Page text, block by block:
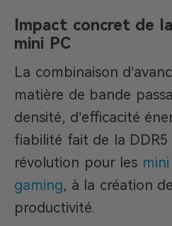
Impact concret de
mini PC
La combinaison
matière de bande
densité, d’efficacité
fiabilité fait de la
révolution pour les
gaming, à la création
productivité.